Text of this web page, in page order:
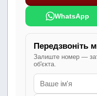
WhatsApp
Передзвоніть
Залиште номер —
об'єкта.